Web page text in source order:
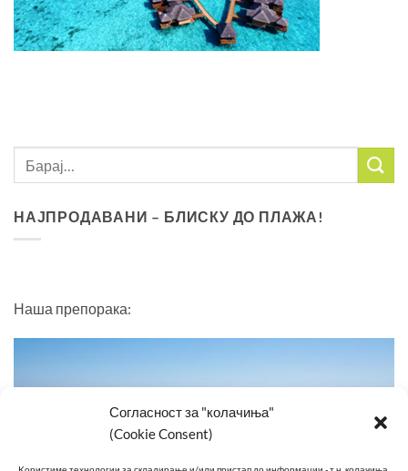
Согласност за "колачиња"
(Cookie Consent)
НАЈПРОДАВАНИ – БЛИСКУ ДО ПЛАЖА!
Наша препорака: